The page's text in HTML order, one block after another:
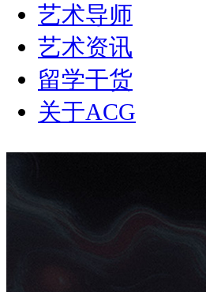
艺术导师
艺术资讯
留学干货
关于ACG